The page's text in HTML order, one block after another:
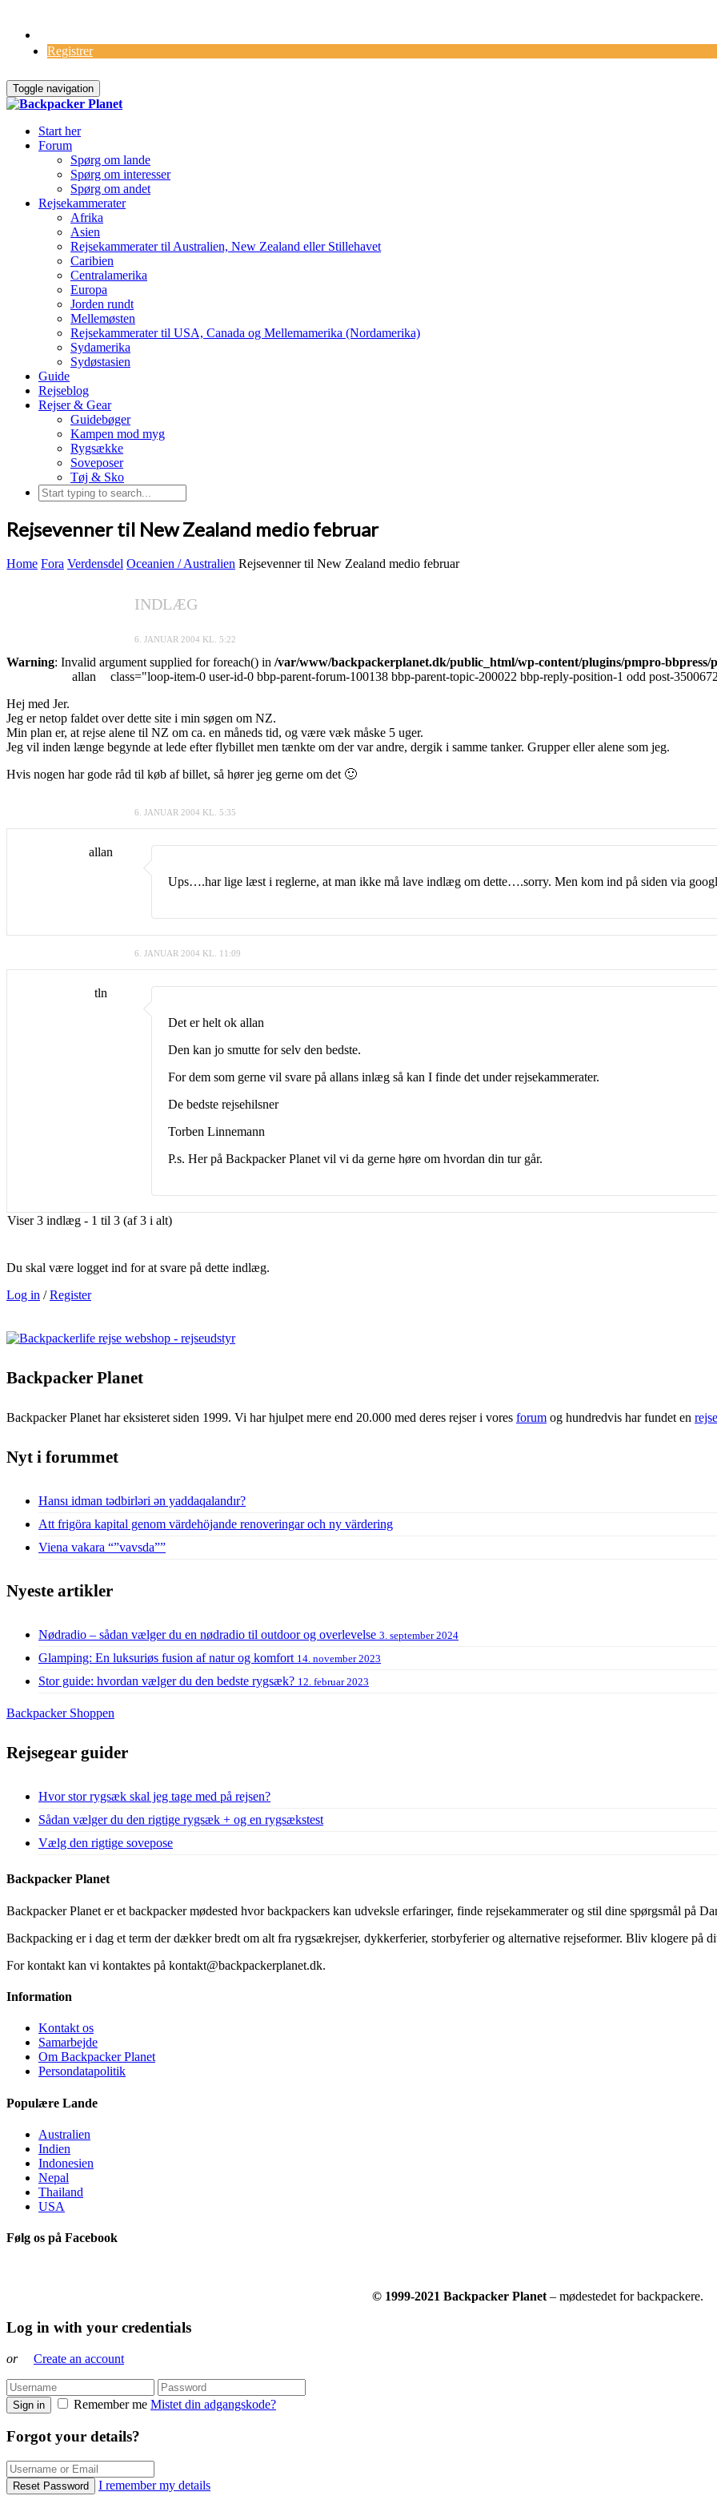
Registrer
Toggle navigation
Start her
Forum
Spørg om lande
Spørg om interesser
Spørg om andet
Rejsekammerater
Afrika
Asien
Rejsekammerater til Australien, New Zealand eller Stillehavet
Caribien
Centralamerika
Europa
Jorden rundt
Mellemøsten
Rejsekammerater til USA, Canada og Mellemamerika (Nordamerika)
Sydamerika
Sydøstasien
Guide
Rejseblog
Rejser & Gear
Guidebøger
Kampen mod myg
Rygsække
Soveposer
Tøj & Sko
Rejsevenner til New Zealand medio februar
Home Fora Verdensdel Oceanien / Australien Rejsevenner til New Zealand medio februar
INDLÆG
6. JANUAR 2004 KL. 5:22
Warning: Invalid argument supplied for foreach() in /var/www/backpackerplanet.dk/public_html/wp-content/plugins/pmpro-bbpress/
class="loop-item-0 user-id-0 bbp-parent-forum-100138 bbp-parent-topic-200022 bbp-reply-position-1 odd post-
allan
Hej med Jer.
Jeg er netop faldet over dette site i min søgen om NZ.
Min plan er, at rejse alene til NZ om ca. en måneds tid, og være væk måske 5 uger.
Jeg vil inden længe begynde at lede efter flybillet men tænkte om der var andre, dergik i samme tanker. Grupper eller alene som jeg.
Hvis nogen har gode råd til køb af billet, så hører jeg gerne om det 🙂
6. JANUAR 2004 KL. 5:35
allan
Ups….har lige læst i reglerne, at man ikke må lave indlæg om dette….sorry. Men kom ind på siden via
6. JANUAR 2004 KL. 11:09
tln
Det er helt ok allan
Den kan jo smutte for selv den bedste.
For dem som gerne vil svare på allans inlæg så kan I finde det under rejsekammerater.
De bedste rejsehilsner
Torben Linnemann
P.s. Her på Backpacker Planet vil vi da gerne høre om hvordan din tur går.
Viser 3 indlæg - 1 til 3 (af 3 i alt)
Du skal være logget ind for at svare på dette indlæg.
Log in /Register
Backpacker Planet
Backpacker Planet har eksisteret siden 1999. Vi har hjulpet mere end 20.000 med deres rejser i vores forum og hundredvis har fundet en
Nyt i forummet
Hansı idman tədbirləri ən yaddaqalandır?
Att frigöra kapital genom värdehöjande renoveringar och ny värdering
Viena vakara “”vavsda””
Nyeste artikler
Nødradio – sådan vælger du en nødradio til outdoor og overlevelse 3. september 2024
Glamping: En luksuriøs fusion af natur og komfort 14. november 2023
Stor guide: hvordan vælger du den bedste rygsæk? 12. februar 2023
Backpacker Shoppen
Rejsegear guider
Hvor stor rygsæk skal jeg tage med på rejsen?
Sådan vælger du den rigtige rygsæk + og en rygsækstest
Vælg den rigtige sovepose
Backpacker Planet
Backpacker Planet er et backpacker mødested hvor backpackers kan udveksle erfaringer, finde rejsekammerater og stil dine spørgsmål på
Backpacking er i dag et term der dækker bredt om alt fra rygsækrejser, dykkerferier, storbyferier og alternative rejseformer. Bliv klogere på
For kontakt kan vi kontaktes på kontakt@backpackerplanet.dk.
Information
Kontakt os
Samarbejde
Om Backpacker Planet
Persondatapolitik
Populære Lande
Australien
Indien
Indonesien
Nepal
Thailand
USA
Følg os på Facebook
© 1999-2021 Backpacker Planet – mødestedet for backpackere.
Log in with your credentials
or Create an account
Sign in Remember me Mistet din adgangskode?
Forgot your details?
Reset Password I remember my details